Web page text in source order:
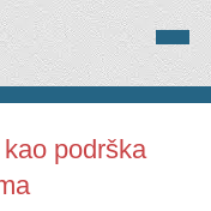
podrška